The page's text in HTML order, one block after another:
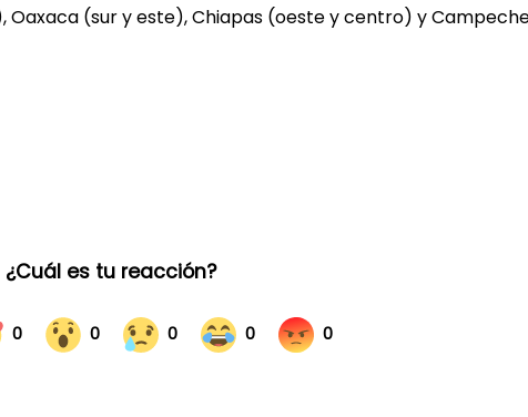
Oaxaca (sur y este), Chiapas (oeste y centro) y